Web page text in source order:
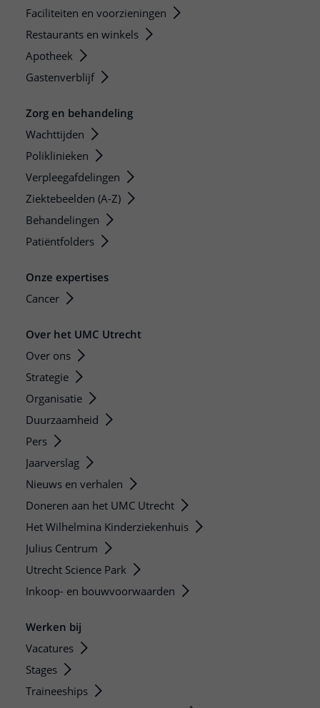
Faciliteiten en voorzieningen
Restaurants en winkels
Apotheek
Gastenverblijf
Zorg en behandeling
Wachttijden
Poliklinieken
Verpleegafdelingen
Ziektebeelden (A-Z)
Behandelingen
Patiëntfolders
Onze expertises
Cancer
Over het UMC Utrecht
Over ons
Strategie
Organisatie
Duurzaamheid
Pers
Jaarverslag
Nieuws en verhalen
Doneren aan het UMC Utrecht
Het Wilhelmina Kinderziekenhuis
Julius Centrum
Utrecht Science Park
Inkoop- en bouwvoorwaarden
Werken bij
Vacatures
Stages
Traineeships